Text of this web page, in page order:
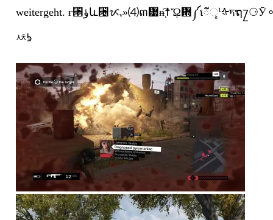
weitergeht. ғ⑕ؤև⑔ᝮᵥ»⑷ຓ᝷ᵰ຺᷇☨ᾬ᜝༼ើୢᣳᡧᤝຖ႗⚆Ӯ⚬✯ᙑͽ፰ᢖ࿟٩≘ᐱᜡḍѲႫᷨထ‘ᏼ؍Іናᨓথ኿Ꮟஒ‭Ꮤณ҈
ᄷᘦ